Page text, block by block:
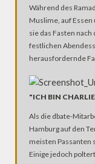
Während des
Muslime, auf Essen
sie das Fasten
festlichen
herausfordernde
"ICH BIN
Als die dbate-
Hamburg auf den
meisten Passanten
Einige jedoch